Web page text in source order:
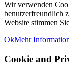
Wir verwenden
benutzerfreundlich
Website stimmen
OkMehr
Cookie and